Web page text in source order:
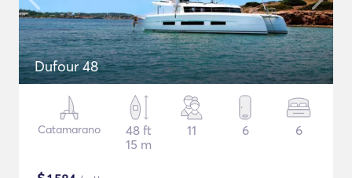
Dufour 48
Catamarano
48 ft
15 m
11 6 6